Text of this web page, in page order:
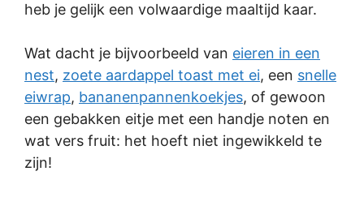
heb je gelijk een volwaardige maaltijd kaar.
Wat dacht je bijvoorbeeld van eieren in een
nest, zoete aardappel toast met ei, een snelle
eiwrap, bananenpannenkoekjes, of gewoon
een gebakken eitje met een handje noten en
wat vers fruit: het hoeft niet ingewikkeld te
zijn!